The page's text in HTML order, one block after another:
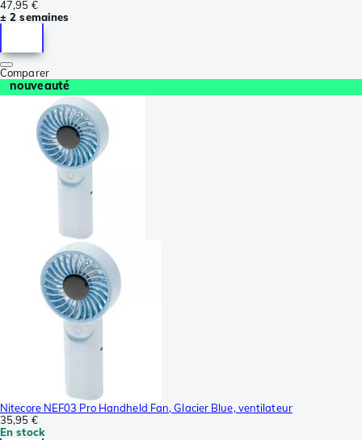
47,95 €
± 2 semaines
Comparer
nouveauté
Nitecore NEF03 Pro Handheld Fan, Glacier Blue, ventilateur
35,95 €
En stock